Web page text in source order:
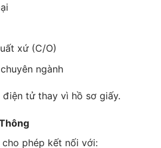
xứ (C/O)
ngành
tử thay vì hồ sơ giấy.
phép kết nối với: